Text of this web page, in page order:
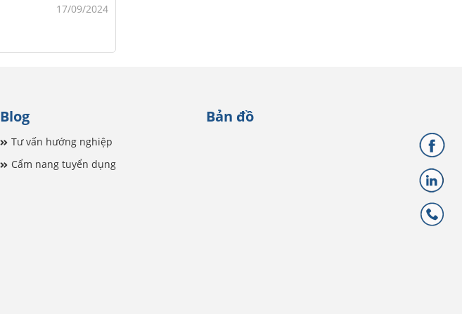
17/09/2024
Blog
Tư vấn hướng nghiệp
Cẩm nang tuyển dụng
Bản đồ